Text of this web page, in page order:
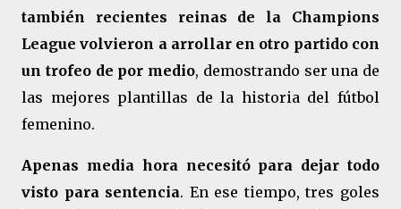
también recientes reinas de la Champions
League volvieron a arrollar en otro partido con
un trofeo de por medio, demostrando ser una de
las mejores plantillas de la historia del fútbol
femenino.
Apenas media hora necesitó para dejar todo
visto para sentencia. En ese tiempo, tres goles